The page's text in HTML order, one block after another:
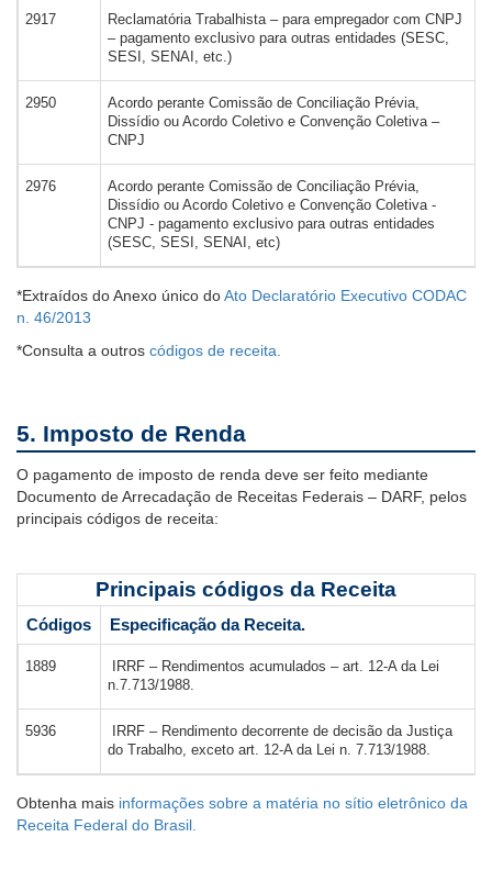
2917
Reclamatória Trabalhista – para empregador com CNPJ
– pagamento exclusivo para outras entidades (SESC,
SESI, SENAI, etc.)
2950
Acordo perante Comissão de Conciliação Prévia,
Dissídio ou Acordo Coletivo e Convenção Coletiva –
CNPJ
2976
Acordo perante Comissão de Conciliação Prévia,
Dissídio ou Acordo Coletivo e Convenção Coletiva -
CNPJ - pagamento exclusivo para outras entidades
(SESC, SESI, SENAI, etc)
*Extraídos do Anexo único doAto Declaratório Executivo CODAC
n. 46/2013
*Consulta a outros códigos de receita.
5. Imposto de Renda
O pagamento de imposto de renda deve ser feito mediante
Documento de Arrecadação de Receitas Federais – DARF, pelos
principais códigos de receita:
Principais códigos da Receita
Códigos Especificação da Receita.
1889
IRRF – Rendimentos acumulados – art. 12-A da Lei
n.7.713/1988.
5936
IRRF – Rendimento decorrente de decisão da Justiça
do Trabalho, exceto art. 12-A da Lei n. 7.713/1988.
Obtenha mais informações sobre a matéria no sítio eletrônico da
Receita Federal do Brasil.